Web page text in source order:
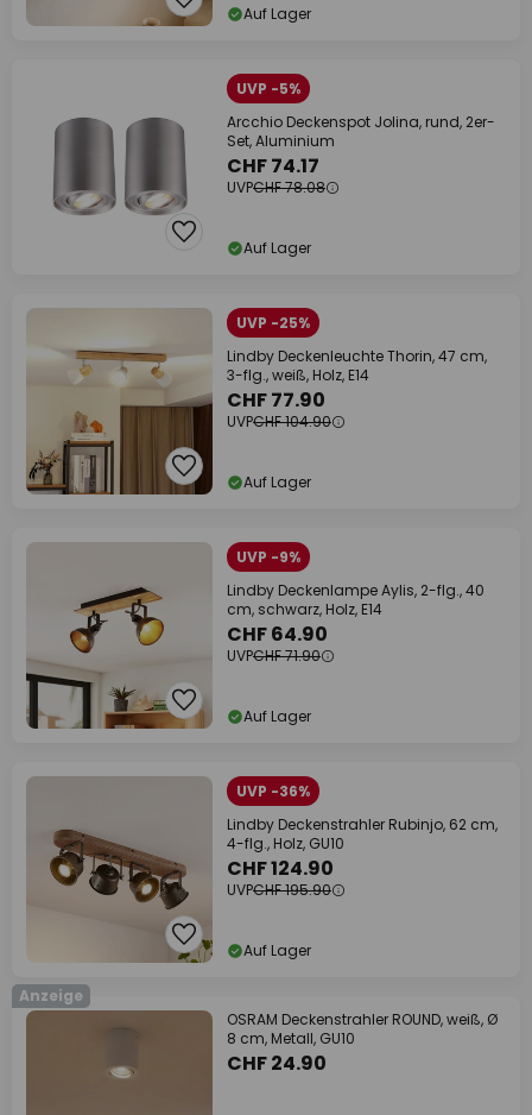
Auf Lager
UVP -5%
Arcchio Deckenspot Jolina, rund, 2er-
Set, Aluminium
CHF 74.17
UVPCHF 78.08
Auf Lager
UVP -25%
Lindby Deckenleuchte Thorin, 47 cm,
3-flg., weiß, Holz, E14
CHF 77.90
UVPCHF 104.90
Auf Lager
UVP -9%
Lindby Deckenlampe Aylis, 2-flg., 40
cm, schwarz, Holz, E14
CHF 64.90
UVPCHF 71.90
Auf Lager
UVP -36%
Lindby Deckenstrahler Rubinjo, 62 cm,
4-flg., Holz, GU10
CHF 124.90
UVPCHF 195.90
Auf Lager
Anzeige
OSRAM Deckenstrahler ROUND, weiß, Ø
8 cm, Metall, GU10
CHF 24.90